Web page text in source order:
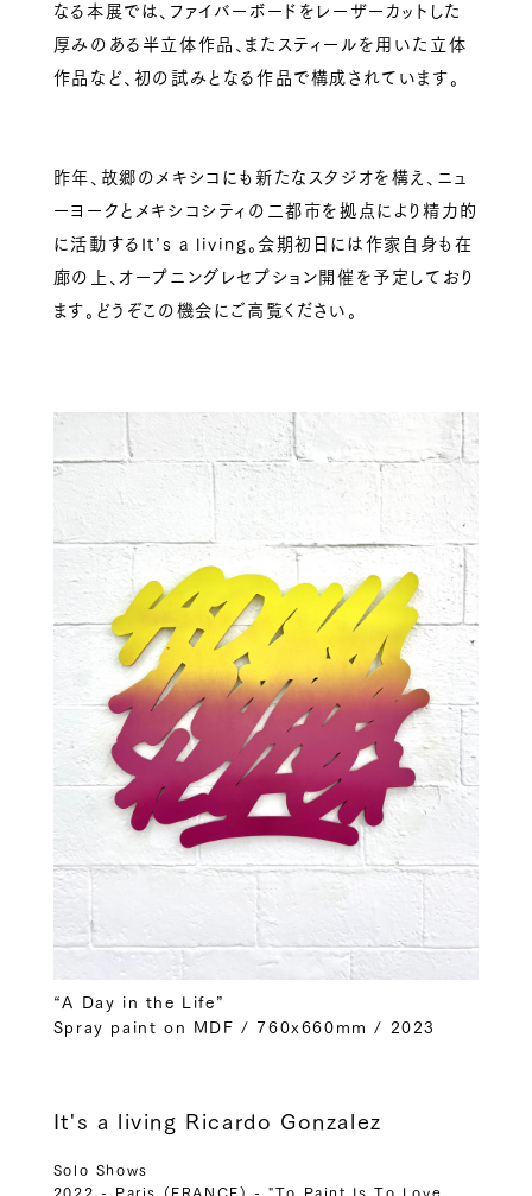
なる本展では、ファイバーボードをレーザーカットした
厚みのある半立体作品、またスティールを用いた立体
作品など、初の試みとなる作品で構成されています。
昨年、故郷のメキシコにも新たなスタジオを構え、ニュ
ーヨークとメキシコシティの二都市を拠点により精力的
に活動するIt’s a living。会期初日には作家自身も在
廊の上、オープニングレセプション開催を予定しており
ます。どうぞこの機会にご高覧ください。
“A Day in the Life”
Spray paint on MDF / 760x660mm / 2023
It's a living Ricardo Gonzalez
Solo Shows
2022 - Paris (FRANCE) - "To Paint Is To Love